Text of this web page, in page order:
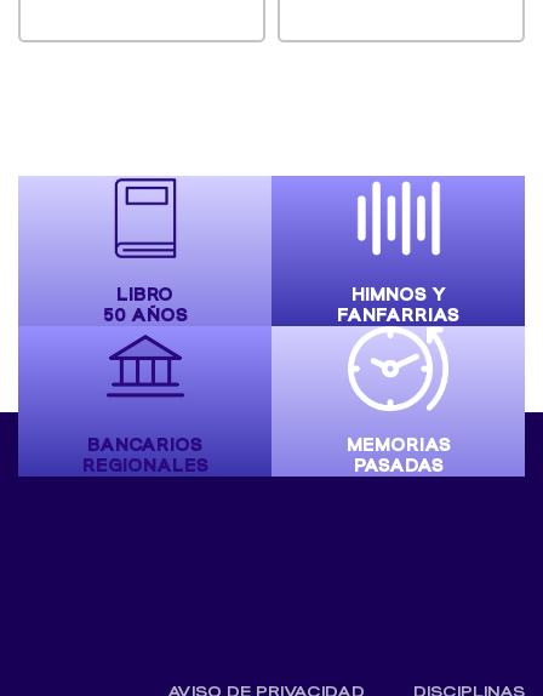
LIBRO
50 AÑOS
HIMNOS Y
FANFARRIAS
BANCARIOS
REGIONALES
MEMORIAS
PASADAS